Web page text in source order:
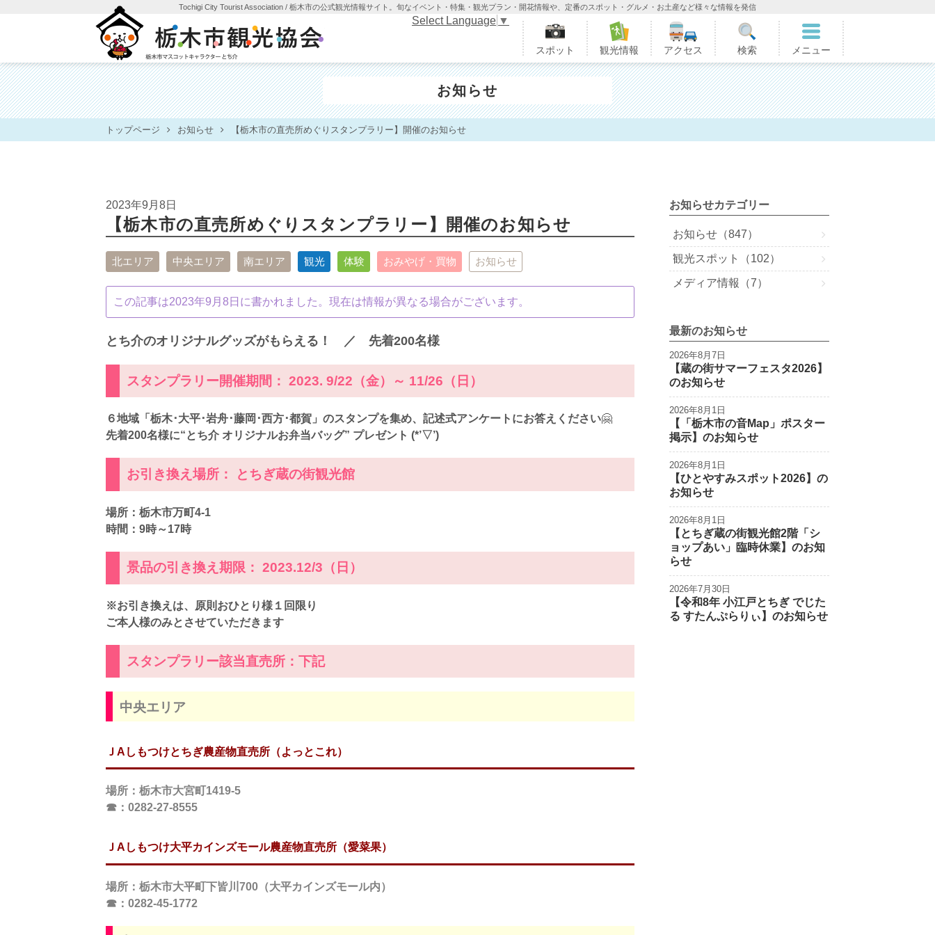
Tochigi City Tourist Association / 栃木市の公式観光情報サイト。旬なイベント・特集・観光プラン・開花情報や、定番のスポット・グルメ・お土産など様々な情報を発信
栃木市観光協会
スポット 観光情報 アクセス 検索 メニュー
Select Language ▼
お知らせ
トップページ お知らせ 【栃木市の直売所めぐりスタンプラリー】開催のお知らせ
2023年9月8日
【栃木市の直売所めぐりスタンプラリー】開催のお知らせ
北エリア 中央エリア 南エリア 観光 体験 おみやげ・買物 お知らせ
この記事は2023年9月8日に書かれました。現在は情報が異なる場合がございます。
とち介のオリジナルグッズがもらえる！ ／ 先着200名様
スタンプラリー開催期間： 2023. 9/22（金）～ 11/26（日）
６地域「栃木･大平･岩舟･藤岡･西方･都賀」のスタンプを集め、記述式アンケートにお答えください🤗
先着200名様に“とち介 オリジナルお弁当バッグ” プレゼント (*’▽’)
お引き換え場所： とちぎ蔵の街観光館
場所：栃木市万町4-1
時間：9時～17時
景品の引き換え期限： 2023.12/3（日）
※お引き換えは、原則おひとり様１回限り
ご本人様のみとさせていただきます
スタンプラリー該当直売所：下記
中央エリア
ＪAしもつけとちぎ農産物直売所（よっとこれ）
場所 ：栃木市大宮町1419-5
☎：0282-27-8555
ＪAしもつけ大平カインズモール農産物直売所（愛菜果）
場所 ：栃木市大平町下皆川700（大平カインズモール内）
☎：0282-45-1772
お知らせカテゴリー
お知らせ（847）
観光スポット（102）
メディア情報（7）
最新のお知らせ
2026年8月7日
【蔵の街サマーフェスタ2026】
のお知らせ
2026年8月1日
【「栃木市の音Map」ポスター
掲示】のお知らせ
2026年8月1日
【ひとやすみスポット2026】の
お知らせ
2026年8月1日
【とちぎ蔵の街観光館2階「シ
ョップあい」臨時休業】のお知
らせ
2026年7月30日
【令和8年 小江戸とちぎ でじた
る すたんぷらりぃ】のお知らせ